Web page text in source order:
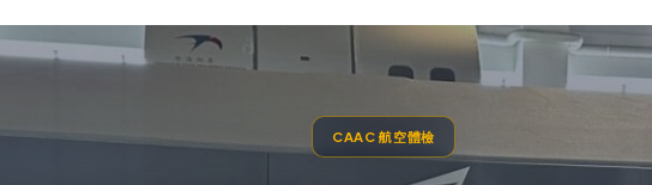
CAAC 航空體檢